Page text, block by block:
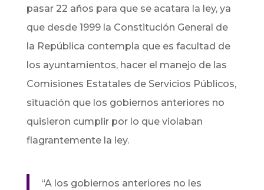
pasar 22 años para que se acatara la ley, ya
que desde 1999 la Constitución General de
la República contempla que es facultad de
los ayuntamientos, hacer el manejo de las
Comisiones Estatales de Servicios Públicos,
situación que los gobiernos anteriores no
quisieron cumplir por lo que violaban
flagrantemente la ley.
“A los gobiernos anteriores no les